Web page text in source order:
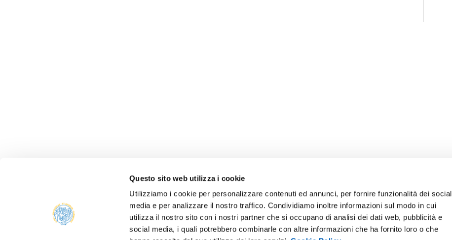
Questo sito web utilizza i cookie
Utilizziamo i cookie per personalizzare contenuti ed annunci, per fornire funzionalità dei social
media e per analizzare il nostro traffico. Condividiamo inoltre informazioni sul modo in cui
utilizza il nostro sito con i nostri partner che si occupano di analisi dei dati web, pubblicità e
social media, i quali potrebbero combinarle con altre informazioni che ha fornito loro o che
ALUMNI E AMICI DELL’UNIVERSITÀ DI
PARMA
PERSONALE